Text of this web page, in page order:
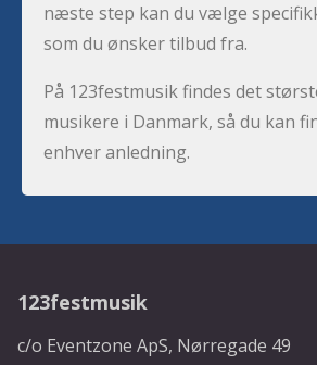
næste step kan du vælge
som du ønsker tilbud fra.
På 123festmusik findes det
musikere i Danmark, så du kan
enhver anledning.
123festmusik
c/o Eventzone ApS, Nørregade 49